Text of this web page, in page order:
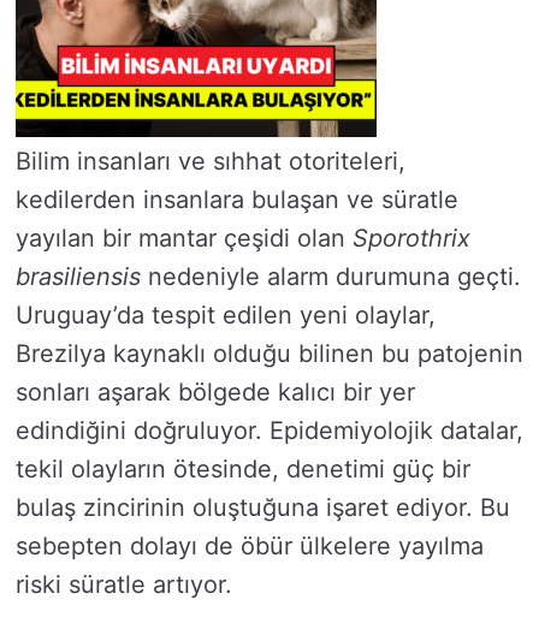
Bilim insanları ve sıhhat otoriteleri,
kedilerden insanlara bulaşan ve süratle
yayılan bir mantar çeşidi olan Sporothrix
brasiliensis nedeniyle alarm durumuna geçti.
Uruguay’da tespit edilen yeni olaylar,
Brezilya kaynaklı olduğu bilinen bu patojenin
sonları aşarak bölgede kalıcı bir yer
edindiğini doğruluyor. Epidemiyolojik datalar,
tekil olayların ötesinde, denetimi güç bir
bulaş zincirinin oluştuğuna işaret ediyor. Bu
sebepten dolayı de öbür ülkelere yayılma
riski süratle artıyor.